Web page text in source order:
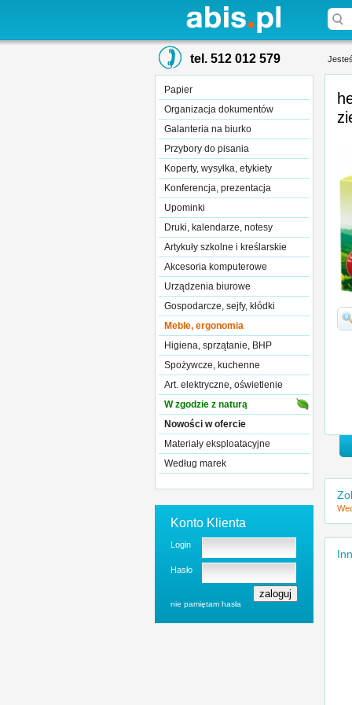
tel. 512 012 579
Papier
Organizacja dokumentów
Galanteria na biurko
Przybory do pisania
Koperty, wysyłka, etykiety
Konferencja, prezentacja
Upominki
Druki, kalendarze, notesy
Artykuły szkolne i kreślarskie
Akcesoria komputerowe
Urządzenia biurowe
Gospodarcze, sejfy, kłódki
Meble, ergonomia
Higiena, sprzątanie, BHP
Spożywcze, kuchenne
Art. elektryczne, oświetlenie
W zgodzie z naturą
Nowości w ofercie
Materiały eksploatacyjne
Według marek
Konto Klienta
Login
Hasło
nie pamiętam hasła